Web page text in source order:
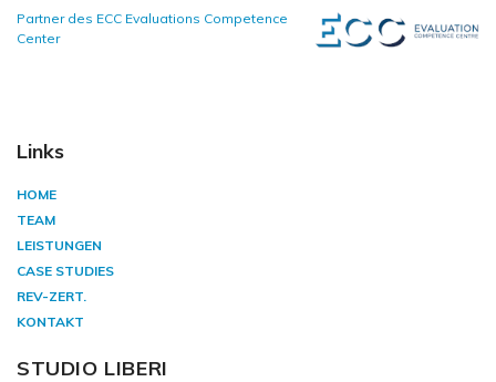
Partner des ECC Evaluations Competence
Center
Links
HOME
TEAM
LEISTUNGEN
CASE STUDIES
REV-ZERT.
KONTAKT
STUDIO LIBERI